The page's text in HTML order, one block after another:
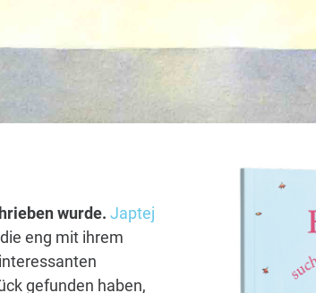
wurde. Japtej
eng mit ihrem
gefunden haben,